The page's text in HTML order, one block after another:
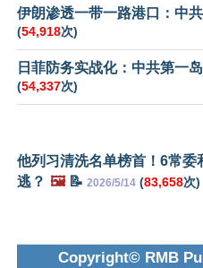
伊朗渗透一带一路港口：中
(54,918次)
日菲防务实战化：中共第一
(54,337次)
他列习清洗名单榜首！6常委
逃？ 🖼️📝 2026/5/14 (83,658次)
Copyright© RMB